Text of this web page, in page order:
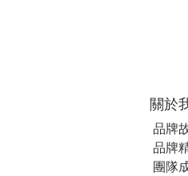
關於
品牌
品牌
團隊